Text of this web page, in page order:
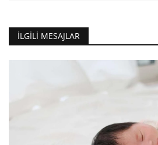
İLGILI MESAJLAR